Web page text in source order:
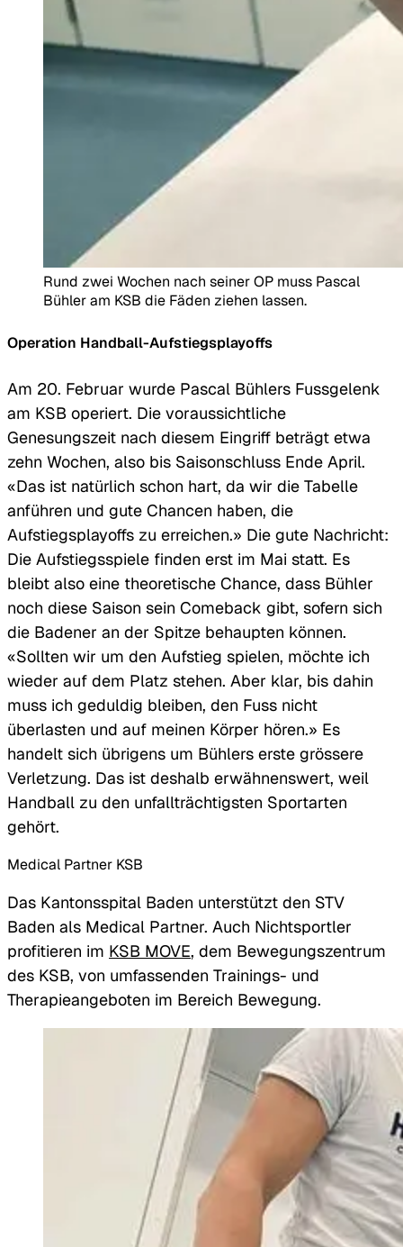
Rund zwei Wochen nach seiner OP muss Pascal
Bühler am KSB die Fäden ziehen lassen.
Operation Handball-Aufstiegsplayoffs
Am 20. Februar wurde Pascal Bühlers Fussgelenk
am KSB operiert. Die voraussichtliche
Genesungszeit nach diesem Eingriff beträgt etwa
zehn Wochen, also bis Saisonschluss Ende April.
«Das ist natürlich schon hart, da wir die Tabelle
anführen und gute Chancen haben, die
Aufstiegsplayoffs zu erreichen.» Die gute Nachricht:
Die Aufstiegsspiele finden erst im Mai statt. Es
bleibt also eine theoretische Chance, dass Bühler
noch diese Saison sein Comeback gibt, sofern sich
die Badener an der Spitze behaupten können.
«Sollten wir um den Aufstieg spielen, möchte ich
wieder auf dem Platz stehen. Aber klar, bis dahin
muss ich geduldig bleiben, den Fuss nicht
überlasten und auf meinen Körper hören.» Es
handelt sich übrigens um Bühlers erste grössere
Verletzung. Das ist deshalb erwähnenswert, weil
Handball zu den unfallträchtigsten Sportarten
gehört.
Medical Partner KSB
Das Kantonsspital Baden unterstützt den STV
Baden als Medical Partner. Auch Nichtsportler
profitieren im KSB MOVE, dem Bewegungszentrum
des KSB, von umfassenden Trainings- und
Therapieangeboten im Bereich Bewegung.